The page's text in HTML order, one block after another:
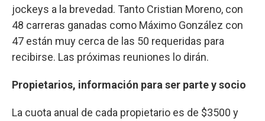
jockeys a la brevedad. Tanto Cristian Moreno, con
48 carreras ganadas como Máximo González con
47 están muy cerca de las 50 requeridas para
recibirse. Las próximas reuniones lo dirán.
Propietarios, información para ser parte y socio
La cuota anual de cada propietario es de $3500 y